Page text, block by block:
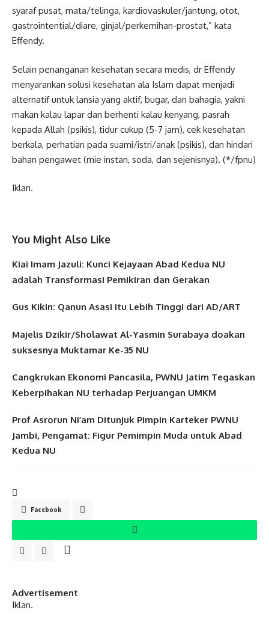
syaraf pusat, mata/telinga, kardiovaskuler/jantung, otot,
gastrointential/diare, ginjal/perkemihan-prostat,” kata
Effendy.
Selain penanganan kesehatan secara medis, dr Effendy
menyarankan solusi kesehatan ala Islam dapat menjadi
alternatif untuk lansia yang aktif, bugar, dan bahagia, yakni
makan kalau lapar dan berhenti kalau kenyang, pasrah
kepada Allah (psikis), tidur cukup (5-7 jam), cek kesehatan
berkala, perhatian pada suami/istri/anak (psikis), dan hindari
bahan pengawet (mie instan, soda, dan sejenisnya). (*/fpnu)
Iklan.
You Might Also Like
Kiai Imam Jazuli: Kunci Kejayaan Abad Kedua NU
adalah Transformasi Pemikiran dan Gerakan
Gus Kikin: Qanun Asasi itu Lebih Tinggi dari AD/ART
Majelis Dzikir/Sholawat Al-Yasmin Surabaya doakan
suksesnya Muktamar Ke-35 NU
Cangkrukan Ekonomi Pancasila, PWNU Jatim Tegaskan
Keberpihakan NU terhadap Perjuangan UMKM
Prof Asrorun Ni’am Ditunjuk Pimpin Karteker PWNU
Jambi, Pengamat: Figur Pemimpin Muda untuk Abad
Kedua NU
Facebook
Advertisement
Iklan.